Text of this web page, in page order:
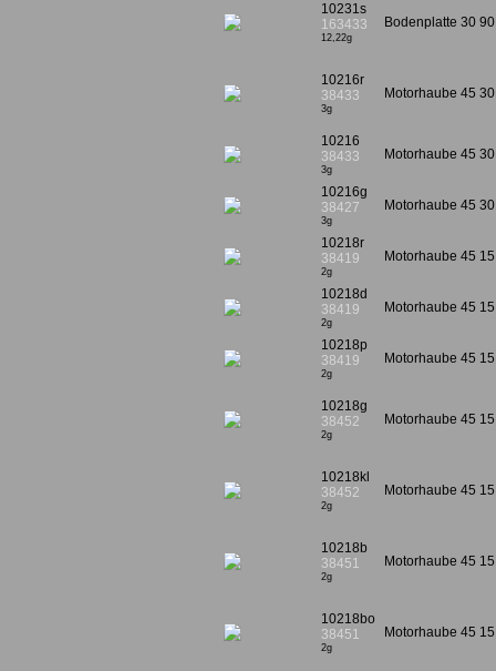
10231s
163433
12,22g
Bodenplatte 30
10216r
38433
3g
Motorhaube 45
10216
38433
3g
Motorhaube 45
10216g
38427
3g
Motorhaube 45
10218r
38419
2g
Motorhaube 45
10218d
38419
2g
Motorhaube 45
10218p
38419
2g
Motorhaube 45
10218g
38452
2g
Motorhaube 45
10218kl
38452
2g
Motorhaube 45
10218b
38451
2g
Motorhaube 45
10218bo
38451
2g
Motorhaube 45